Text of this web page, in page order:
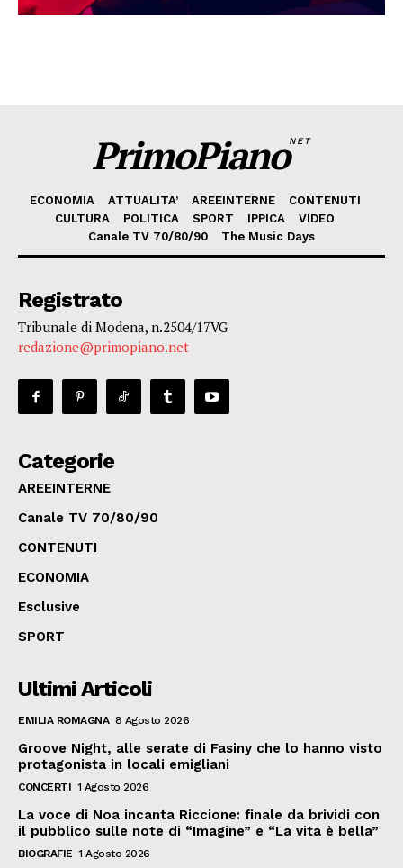
PrimoPianoNET
ECONOMIA ATTUALITA’ AREEINTERNE
CONTENUTI
CULTURA
POLITICA SPORT IPPICA
VIDEO
Canale TV 70/80/90
The Music Days
Registrato
Tribunale di Modena, n.2504/17VG
redazione@primopiano.net
Categorie
AREEINTERNE
Canale TV 70/80/90
CONTENUTI
ECONOMIA
Esclusive
SPORT
Ultimi Articoli
EMILIA ROMAGNA 8 Agosto 2026
Groove Night, alle serate di Fasiny che lo hanno visto
protagonista in locali emigliani
CONCERTI 1 Agosto 2026
La voce di Noa incanta Riccione: finale da brividi con
il pubblico sulle note di “Imagine” e “La vita è bella”
BIOGRAFIE 1 Agosto 2026